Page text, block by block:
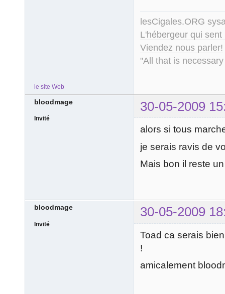
lesCigales.ORG
L'hébergeur qui
Viendez nous parler!
"All that is
le site Web
bloodmage 30-05-2009
Invité
alors si tous
je serais ravis de
Mais bon il reste
bloodmage 30-05-2009
Invité
Toad ca serais
!
amicalement